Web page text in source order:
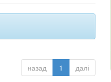
назад 1 далі